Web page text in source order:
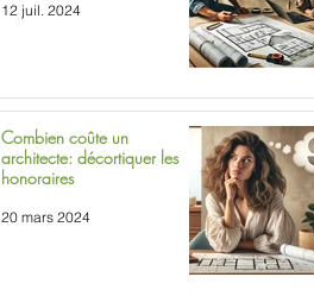
12 juil. 2024
Combien coûte un
architecte: décortiquer les
honoraires
20 mars 2024